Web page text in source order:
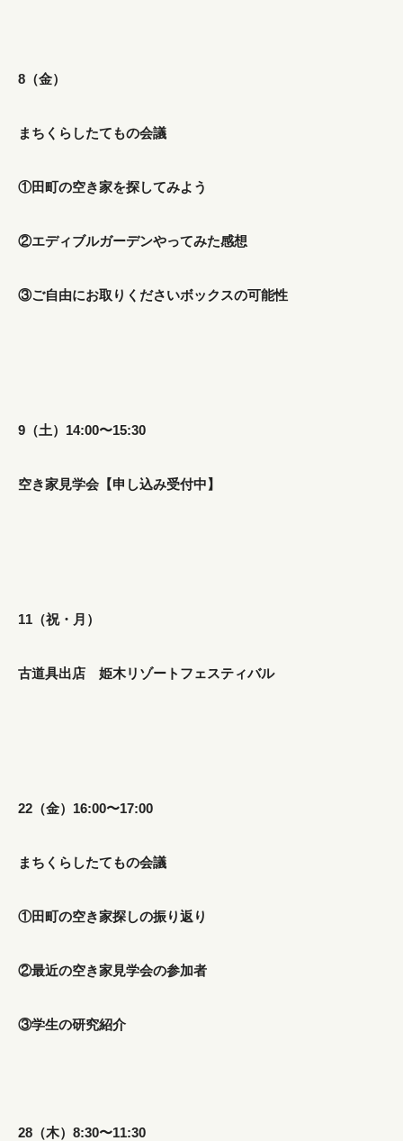
8（金）
まちくらしたてもの会議
① 田町の空き家を探してみよう
②エディブルガーデンやってみた感想
③ご自由にお取りくださいボックスの可能性
9（土）14:00〜15:30
空き家見学会【申し込み受付中】
11（祝・月）
古道具出店 姫木リゾートフェスティバル
22（金）16:00〜17:00
まちくらしたてもの会議
①田町の空き家探しの振り返り
②最近の空き家見学会の参加者
③ 学生の研究紹介
28（木）8:30〜11:30